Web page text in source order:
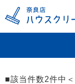
■該当件数2件中